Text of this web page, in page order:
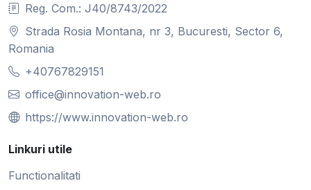
Reg. Com.: J40/8743/2022
Strada Rosia Montana, nr 3, Bucuresti, Sector 6,
Romania
+40767829151
office@innovation-web.ro
https://www.innovation-web.ro
Linkuri utile
Functionalitati